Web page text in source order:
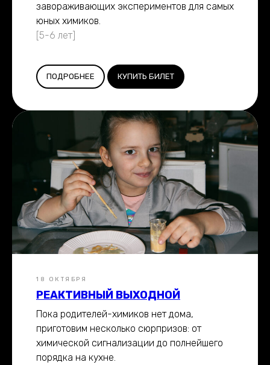
завораживающих экспериментов для самых
юных химиков.
[5-6 лет]
ПОДРОБНЕЕ КУПИТЬ БИЛЕТ
18 ОКТЯБРЯ
РЕАКТИВНЫЙ ВЫХОДНОЙ
Пока родителей-химиков нет дома,
приготовим несколько сюрпризов: от
химической сигнализации до полнейшего
порядка на кухне.